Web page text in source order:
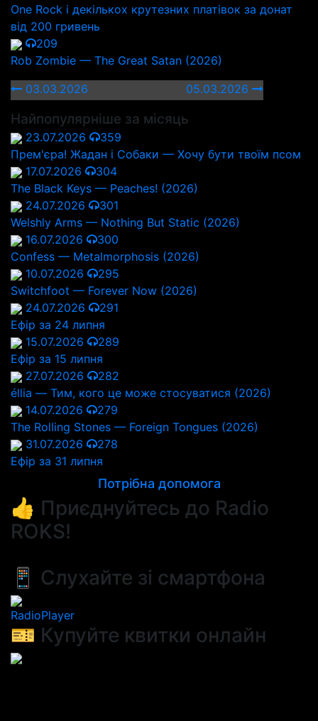
One Rock і декількох крутезних платівок за донат
від 200 гривень
209
Rob Zombie — The Great Satan (2026)
03.03.2026
05.03.2026
Найпопулярніше за місяць
23.07.2026
359
Прем'єра! Жадан і Собаки — Хочу бути твоїм псом
17.07.2026
304
The Black Keys — Peaches! (2026)
24.07.2026
301
Welshly Arms — Nothing But Static (2026)
16.07.2026
300
Confess — Metalmorphosis (2026)
10.07.2026
295
Switchfoot — Forever Now (2026)
24.07.2026
291
Ефір за 24 липня
15.07.2026
289
Ефір за 15 липня
27.07.2026
282
éllia — Тим, кого це може стосуватися (2026)
14.07.2026
279
The Rolling Stones — Foreign Tongues (2026)
31.07.2026
278
Ефір за 31 липня
Потрібна допомога
👍 Приєднуйтесь до Radio
ROKS!
📱 Слухайте зі смартфона
RadioPlayer
🎫 Купуйте квитки онлайн